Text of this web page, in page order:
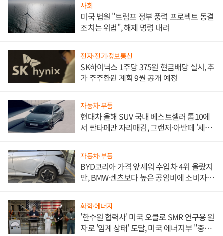
사회
미국 법원 "트럼프 정부 풍력 프로젝트 동결
조치는 위법", 해제 명령 내려
전자·전기·정보통신
SK하이닉스 1주당 375원 현금배당 실시, 추
가 주주환원 계획 9월 공개 예정
자동차·부품
현대차 올해 SUV 국내 베스트셀러 톱10에
서 싼타페만 자리매김, 그랜저·아반떼 '세단
자동차·부품
BYD코리아 가격 앞세워 수입차 4위 올랐지
만, BMW·벤츠보다 높은 공임비에 소비자
화학·에너지
'한수원 협력사' 미국 오클로 SMR 연구용 원
자로 '임계 상태' 도달, 미국 에너지부 "중요